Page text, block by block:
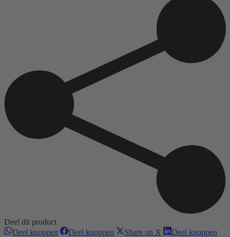
Deel dit product
Deel knoppen DeelDeel knoppen DeelShare on X DeelDeel knoppen